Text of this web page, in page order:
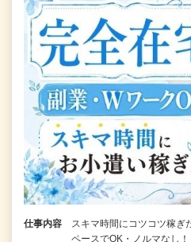
仕事内容
スキマ時間にコツコツ稼ぎ
ペースでOK・ノル